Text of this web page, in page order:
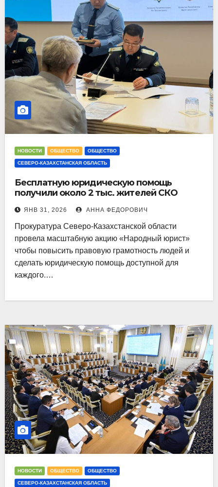
НОВОСТИ ОБЩЕСТВО ОБЩЕСТВО
СЕВЕРО-КАЗАХСТАНСКАЯ ОБЛАСТЬ
Бесплатную юридическую помощь
получили около 2 тыс. жителей СКО
ЯНВ 31, 2026 АННА ФЕДОРОВИЧ
Прокуратура Северо-Казахстанской области
провела масштабную акцию «Народный юрист»
чтобы повысить правовую грамотность людей и
сделать юридическую помощь доступной для
каждого.…
НОВОСТИ ОБЩЕСТВО ОБЩЕСТВО
СЕВЕРО-КАЗАХСТАНСКАЯ ОБЛАСТЬ